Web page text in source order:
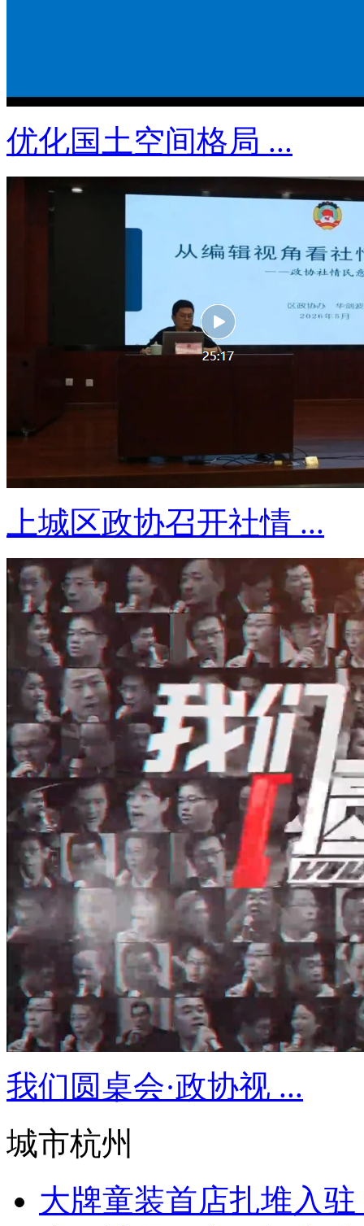
优化国土空间格局 ...
上城区政协召开社情 ...
我们圆桌会·政协视 ...
城市杭州
大牌童装首店扎堆入